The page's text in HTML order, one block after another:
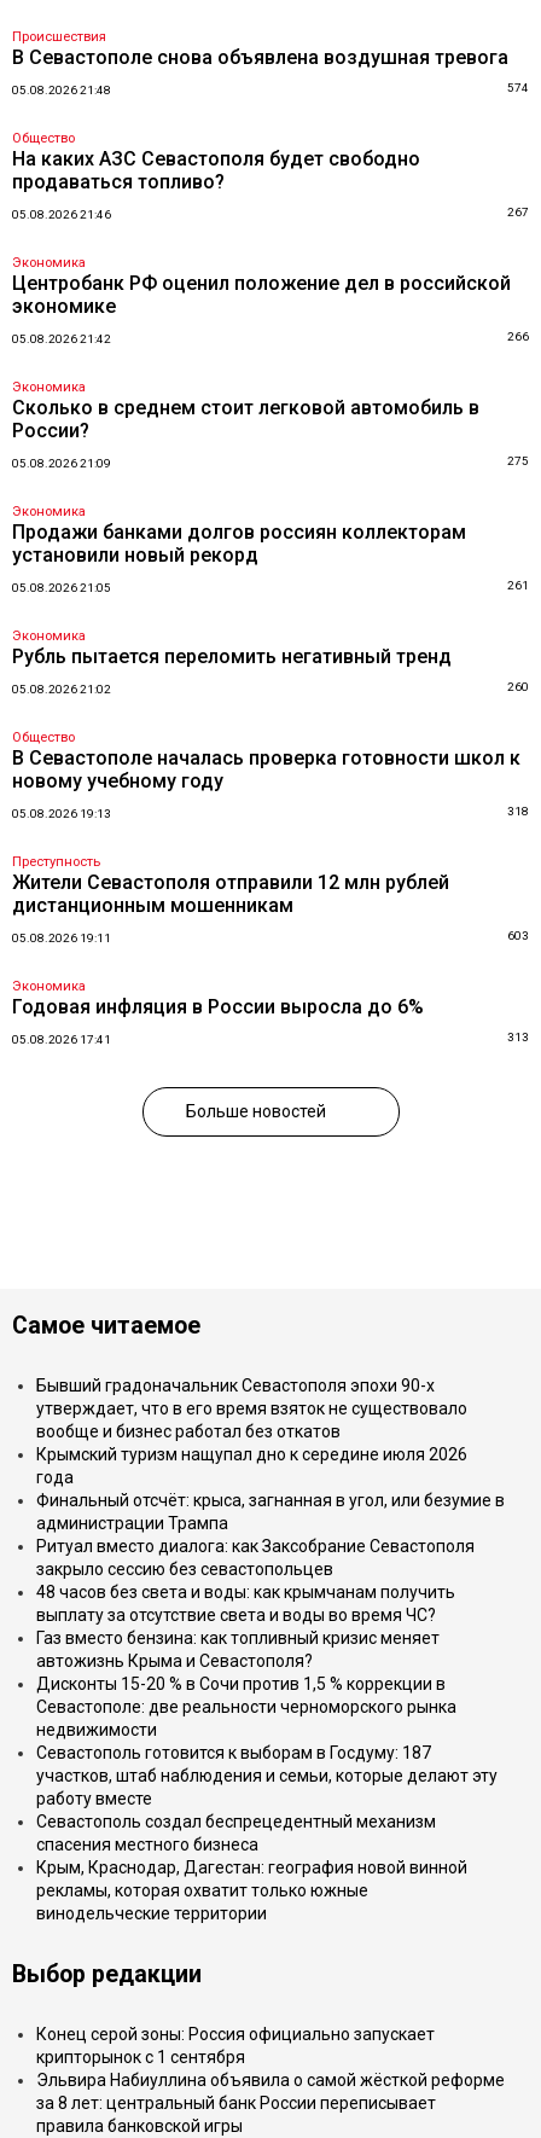
Происшествия
В Севастополе снова объявлена воздушная тревога
05.08.2026 21:48 574
Общество
На каких АЗС Севастополя будет свободно
продаваться топливо?
05.08.2026 21:46 267
Экономика
Центробанк РФ оценил положение дел в российской
экономике
05.08.2026 21:42 266
Экономика
Сколько в среднем стоит легковой автомобиль в
России?
05.08.2026 21:09 275
Экономика
Продажи банками долгов россиян коллекторам
установили новый рекорд
05.08.2026 21:05 261
Экономика
Рубль пытается переломить негативный тренд
05.08.2026 21:02 260
Общество
В Севастополе началась проверка готовности школ к
новому учебному году
05.08.2026 19:13 318
Преступность
Жители Севастополя отправили 12 млн рублей
дистанционным мошенникам
05.08.2026 19:11 603
Экономика
Годовая инфляция в России выросла до 6%
05.08.2026 17:41 313
Больше новостей
Самое читаемое
Бывший градоначальник Севастополя эпохи 90-х
утверждает, что в его время взяток не существовало
вообще и бизнес работал без откатов
Крымский туризм нащупал дно к середине июля 2026
года
Финальный отсчёт: крыса, загнанная в угол, или безумие в
администрации Трампа
Ритуал вместо диалога: как Заксобрание Севастополя
закрыло сессию без севастопольцев
48 часов без света и воды: как крымчанам получить
выплату за отсутствие света и воды во время ЧС?
Газ вместо бензина: как топливный кризис меняет
автожизнь Крыма и Севастополя?
Дисконты 15-20 % в Сочи против 1,5 % коррекции в
Севастополе: две реальности черноморского рынка
недвижимости
Севастополь готовится к выборам в Госдуму: 187
участков, штаб наблюдения и семьи, которые делают эту
работу вместе
Севастополь создал беспрецедентный механизм
спасения местного бизнеса
Крым, Краснодар, Дагестан: география новой винной
рекламы, которая охватит только южные
винодельческие территории
Выбор редакции
Конец серой зоны: Россия официально запускает
крипторынок с 1 сентября
Эльвира Набиуллина объявила о самой жёсткой реформе
за 8 лет: центральный банк России переписывает
правила банковской игры